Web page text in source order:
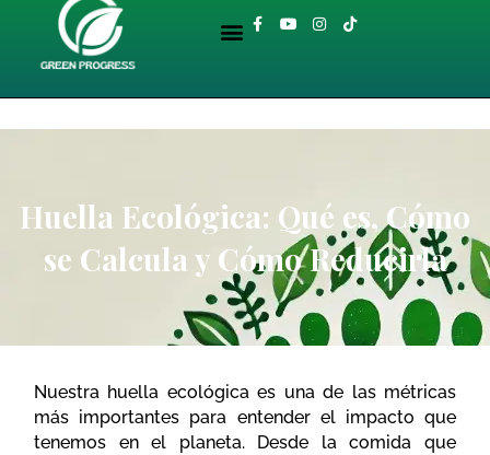
contenido
F
a
o
k
Y
b
I
g
a
T
i
k
Menu
Huella Ecológica: Qué es, Cómo
se Calcula y Cómo Reducirla
Nuestra huella ecológica es una de las métricas
más importantes para entender el impacto que
tenemos en el planeta. Desde la comida que